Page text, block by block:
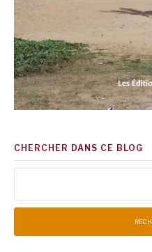
CHERCHER DANS CE BLOG